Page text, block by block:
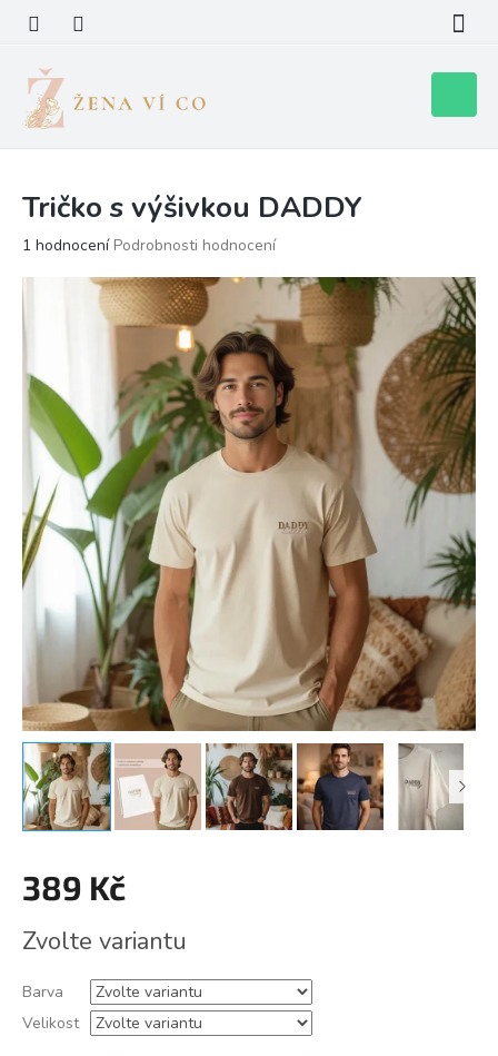
obsah
košík
Tričko s výšivkou DADDY
Průměrné
je
5,0
5
hvězdiček.
1 hodnocení Podrobnosti hodnocení
389 Kč
cena:
Zvolte variantu
Barva
Velikost